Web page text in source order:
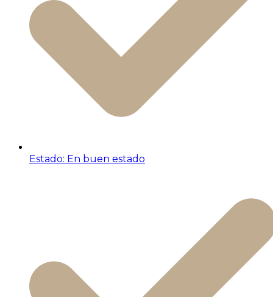
Estado: En buen estado